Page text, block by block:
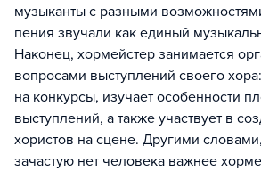
музыканты с разными
пения звучали как единый
Наконец, хормейстер занимается
вопросами выступлений своего
на конкурсы, изучает особенности
выступлений, а также участвует в
хористов на сцене. Другими
зачастую нет человека важнее